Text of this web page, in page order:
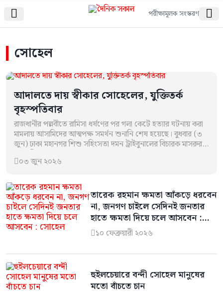
 পরীক্ষামূলক সংস্করণ 
সোহেল
আদালতে দায় স্বীকার সোহেলের, যুক্তিতর্ক
বৃহস্পতিবার
রাজধানীর পল্লবীতে রামিসা ধর্ষণের পর গলা কেটে হত্যার ঘটনায় করা
মামলায় আসামিদের আত্মপক্ষ সমর্থন শুনানি শেষ হয়েছে। বুধবার (৩
জুন) ঢাকা মহানগর শিশু সহিংসতা দমন ট্রাইবুনালের বিচারক মাসরুর
 ০৩ জুন ২০২৬
তারেক রহমান ক্ষমতা আঁকড়ে ধরবেন
না, জনগণ চাইলে সেদিনই জনতার
হাতে ক্ষমতা দিয়ে চলে আসবেন :
সোহেল
 ১০ ফেব্রুয়ারী ২০২৬
হুইলচেয়ারে বন্দী সোহেল মানুষের
মতো বাঁচতে চান